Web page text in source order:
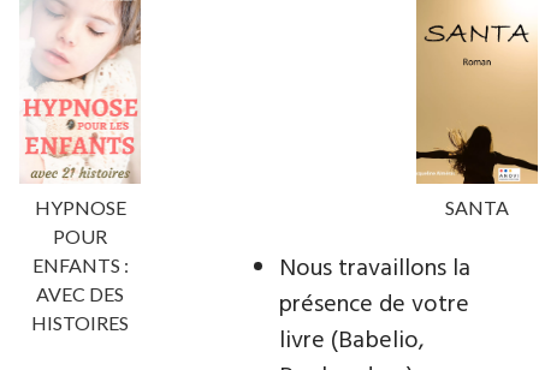
HYPNOSE
POUR
ENFANTS :
AVEC DES
HISTOIRES
SANTA
Nous travaillons la
présence de votre
livre (Babelio,